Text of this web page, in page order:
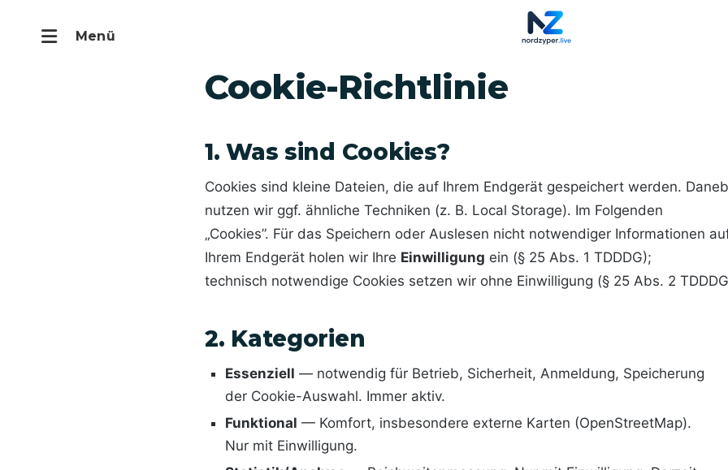
Cookie-Richtlinie
1. Was sind Cookies?
Cookies sind kleine Dateien, die auf Ihrem Endgerät gespeichert werden.
nutzen wir ggf. ähnliche Techniken (z. B. Local Storage). Im Folgenden
„Cookies”. Für das Speichern oder Auslesen nicht notwendiger Informationen
Ihrem Endgerät holen wir Ihre Einwilligung ein (§ 25 Abs. 1 TDDDG);
technisch notwendige Cookies setzen wir ohne Einwilligung (§ 25 Abs. 2
2. Kategorien
Essenziell — notwendig für Betrieb, Sicherheit, Anmeldung, Speicherung
der Cookie-Auswahl. Immer aktiv.
Funktional — Komfort, insbesondere externe Karten (OpenStreetMap).
Nur mit Einwilligung.